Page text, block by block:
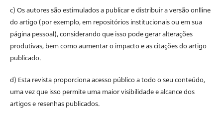
c) Os autores são estimulados a publicar e distribuir a versão onlline
do artigo (por exemplo, em repositórios institucionais ou em sua
página pessoal), considerando que isso pode gerar alterações
produtivas, bem como aumentar o impacto e as citações do artigo
publicado.
d) Esta revista proporciona acesso público a todo o seu conteúdo,
uma vez que isso permite uma maior visibilidade e alcance dos
artigos e resenhas publicados.